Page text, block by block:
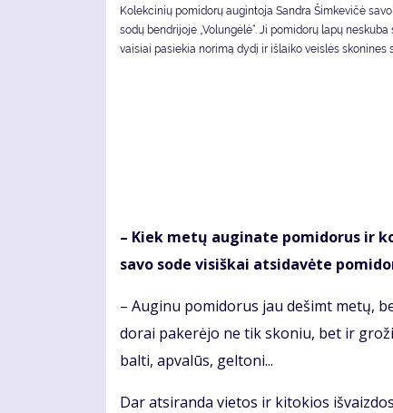
Kolekcinių pomidorų augintoja Sandra Šimkevičė
sodų bendrijoje „Volungėlė“. Ji pomidorų lapų neskuba
vaisiai pasiekia norimą dydį ir išlaiko veislės skonines
– Kiek me­tų au­gi­na­te po­mi­do­rus ir
sa­vo so­de vi­siš­kai at­si­da­vė­te
– Au­gi­nu po­mi­do­rus jau de­šimt me­tų,
do­rai pa­ke­rė­jo ne tik sko­niu, bet ir
bal­ti, ap­va­lūs, gel­to­ni...
Dar at­si­ran­da vie­tos ir ki­to­kios